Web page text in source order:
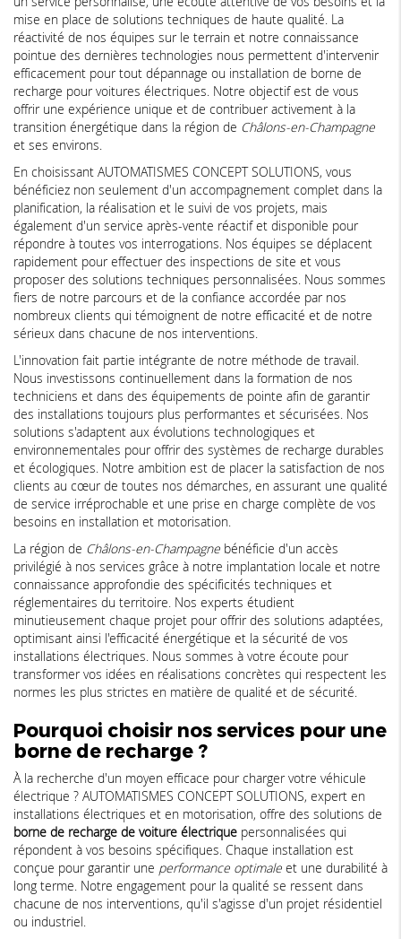
mise en place de solutions techniques de haute qualité. La
réactivité de nos équipes sur le terrain et notre connaissance
pointue des dernières technologies nous permettent d'intervenir
efficacement pour tout dépannage ou installation de borne de
recharge pour voitures électriques. Notre objectif est de vous
offrir une expérience unique et de contribuer activement à la
transition énergétique dans la région de Châlons-en-Champagne
et ses environs.
En choisissant AUTOMATISMES CONCEPT SOLUTIONS, vous
bénéficiez non seulement d'un accompagnement complet dans la
planification, la réalisation et le suivi de vos projets, mais
également d'un service après-vente réactif et disponible pour
répondre à toutes vos interrogations. Nos équipes se déplacent
rapidement pour effectuer des inspections de site et vous
proposer des solutions techniques personnalisées. Nous sommes
fiers de notre parcours et de la confiance accordée par nos
nombreux clients qui témoignent de notre efficacité et de notre
sérieux dans chacune de nos interventions.
L'innovation fait partie intégrante de notre méthode de travail.
Nous investissons continuellement dans la formation de nos
techniciens et dans des équipements de pointe afin de garantir
des installations toujours plus performantes et sécurisées. Nos
solutions s'adaptent aux évolutions technologiques et
environnementales pour offrir des systèmes de recharge durables
et écologiques. Notre ambition est de placer la satisfaction de nos
clients au cœur de toutes nos démarches, en assurant une qualité
de service irréprochable et une prise en charge complète de vos
besoins en installation et motorisation.
La région de Châlons-en-Champagne bénéficie d'un accès
privilégié à nos services grâce à notre implantation locale et notre
connaissance approfondie des spécificités techniques et
réglementaires du territoire. Nos experts étudient
minutieusement chaque projet pour offrir des solutions adaptées,
optimisant ainsi l'efficacité énergétique et la sécurité de vos
installations électriques. Nous sommes à votre écoute pour
transformer vos idées en réalisations concrètes qui respectent les
normes les plus strictes en matière de qualité et de sécurité.
Pourquoi choisir nos services pour une
borne de recharge ?
À la recherche d'un moyen efficace pour charger votre véhicule
électrique ? AUTOMATISMES CONCEPT SOLUTIONS, expert en
installations électriques et en motorisation, offre des solutions de
borne de recharge de voiture électrique personnalisées qui
répondent à vos besoins spécifiques. Chaque installation est
conçue pour garantir une performance optimale et une durabilité à
long terme. Notre engagement pour la qualité se ressent dans
chacune de nos interventions, qu'il s'agisse d'un projet résidentiel
ou industriel.